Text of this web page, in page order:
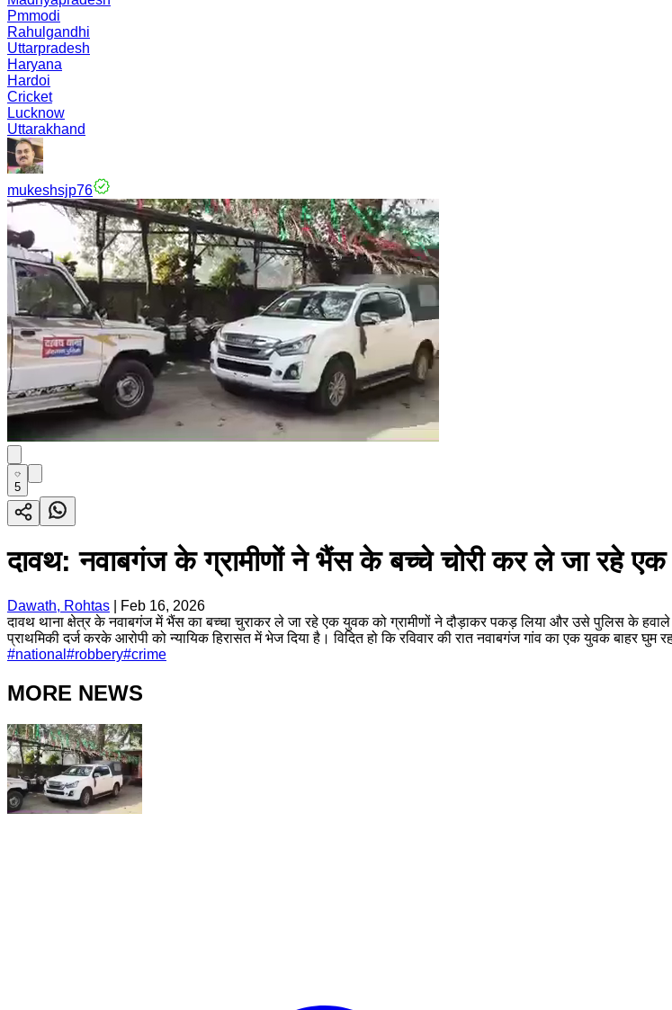
Pmmodi
Rahulgandhi
Uttarpradesh
Haryana
Hardoi
Cricket
Lucknow
Uttarakhand
mukeshsjp76
5
दावथ: नवाबगंज के ग्रामीणों ने भैंस के बच्चे चोरी कर ले जा रहे
Dawath, Rohtas
Feb 16, 2026
दावथ थाना क्षेत्र के नवाबगंज में भैंस का बच्चा चुराकर ले जा रहे एक युवक को ग्रामीणों ने दौड़ाकर पकड़ लिया और उसे पुलिस के
प्राथमिकी दर्ज करके आरोपी को न्यायिक हिरासत में भेज दिया है। विदित हो कि रविवार की रात नवाबगंज गांव का एक युवक बाहर घुम
#national #robbery#crime
MORE NEWS